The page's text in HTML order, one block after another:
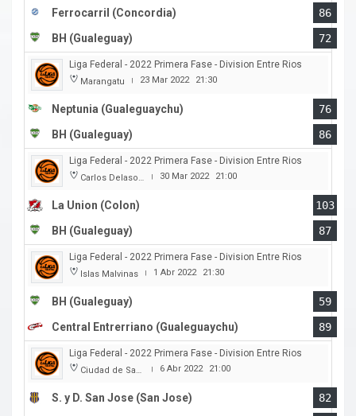
Ferrocarril (Concordia)
86
BH (Gualeguay)
72
Liga Federal - 2022 Primera Fase - Division Entre Rios
Marangatu | 23 Mar 2022 21:30
Neptunia (Gualeguaychu)
76
BH (Gualeguay)
86
Liga Federal - 2022 Primera Fase - Division Entre Rios
Carlos Delasoie | 30 Mar 2022 21:00
La Union (Colon)
103
BH (Gualeguay)
87
Liga Federal - 2022 Primera Fase - Division Entre Rios
Islas Malvinas | 1 Abr 2022 21:30
BH (Gualeguay)
59
Central Entrerriano (Gualeguaychu)
89
Liga Federal - 2022 Primera Fase - Division Entre Rios
Ciudad de San Jose | 6 Abr 2022 21:00
S. y D. San Jose (San Jose)
82